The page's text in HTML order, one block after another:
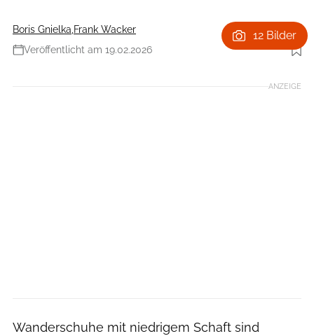
Boris Gnielka Frank Wacker
Veröffentlicht am 19.02.2026
Foto: Enecco/Jochen Hitzemann
12 Bilder
ANZEIGE
Wanderschuhe mit niedrigem Schaft sind